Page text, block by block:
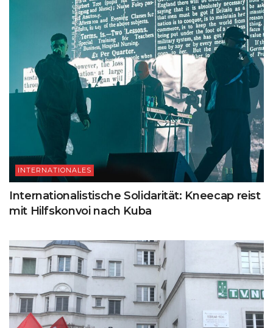
INTERNATIONALES
Internationalistische Solidarität: Kneecap reist
mit Hilfskonvoi nach Kuba